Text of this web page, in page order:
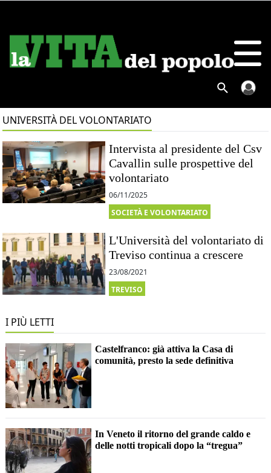
UNIVERSITÀ DEL VOLONTARIATO
Intervista al presidente del Csv
Cavallin sulle prospettive del
volontariato
06/11/2025
SOCIETÀ E VOLONTARIATO
L'Università del volontariato di
Treviso continua a crescere
23/08/2021
TREVISO
I PIÙ LETTI
Castelfranco: già attiva la Casa di
comunità, presto la sede definitiva
In Veneto il ritorno del grande caldo e
delle notti tropicali dopo la “tregua”